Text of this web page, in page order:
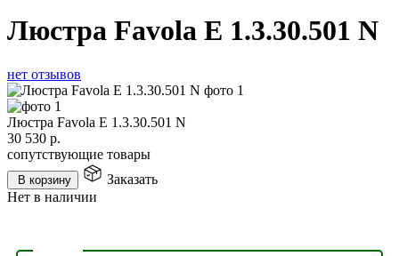
Люстра Favola E 1.3.30.501 N
нет отзывов
Люстра Favola E 1.3.30.501 N
30 530 р.
сопутствующие товары
В корзину
Заказать
Нет в наличии